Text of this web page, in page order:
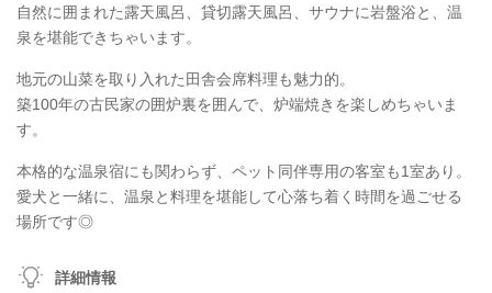
自然に囲まれた露天風呂、貸切露天風呂、サウナに岩盤浴と、温
泉を堪能できちゃいます。
地元の山菜を取り入れた田舎会席料理も魅力的。
築100年の古民家の囲炉裏を囲んで、炉端焼きを楽しめちゃいま
す。
本格的な温泉宿にも関わらず、ペット同伴専用の客室も1室あり。
愛犬と一緒に、温泉と料理を堪能して心落ち着く時間を過ごせる
場所です◎
詳細情報